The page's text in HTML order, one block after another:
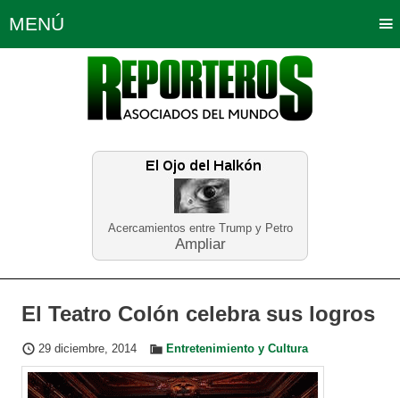
Acercamientos entre Trump y Petro
Ampliar
MENÚ
Política Opinión Bogotá
Planeta Tierra Deportes
Educación Neira
El Teatro Colón celebra sus logros
29 diciembre, 2014 Entretenimiento y Cultura